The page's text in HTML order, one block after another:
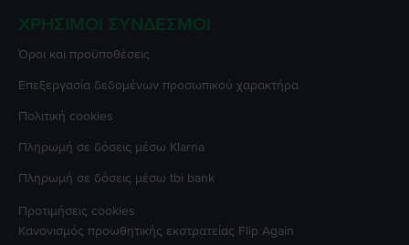
ΧΡΉΣΙΜΟΙ ΣΎΝΔΕΣΜΟΙ
Όροι και προϋποθέσεις
Επεξεργασία δεδομένων προσωπικού χαρακτήρα
Πολιτική cookies
Πληρωμή σε δόσεις μέσω Klarna
Πληρωμή σε δόσεις μέσω tbi bank
Προτιμήσεις cookies
Κανονισμός προωθητικής εκστρατείας Flip Again